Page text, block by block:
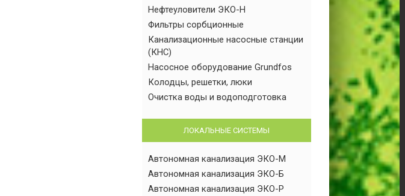
Нефтеуловители ЭКО-Н
Фильтры сорбционные
Канализационные насосные станции
(КНС)
Насосное оборудование Grundfos
Колодцы, решетки, люки
Очистка воды и водоподготовка
ЛОКАЛЬНЫЕ СИСТЕМЫ
Автономная канализация ЭКО-М
Автономная канализация ЭКО-Б
Автономная канализация ЭКО-Р